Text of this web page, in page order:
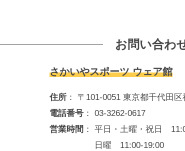
お問い合わ
さかいやスポーツ ウェア館
住所： 〒101-0051 東京都千代田
電話番号： 03-3262-0617
営業時間 ： 平日・土曜・祝日
日曜 11:00-19:00